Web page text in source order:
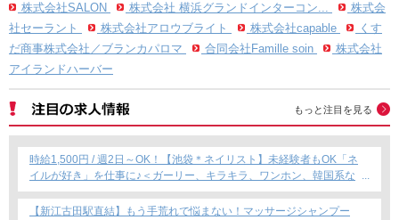
株式会社SALON 株式会社 横浜グランドインターコン...
株式会
社セーラント
株式会社アロウブライト 株式会社capable
くす
だ商事株式会社／ブランカパロマ
合同会社Famille soin
株式会社
アイランドハーバー
もっと注目を見る
時給1,500円 / 週2日～OK！【池袋＊ネイリスト】未経験者もOK「ネ
イルが好き」を仕事に♪＜ガーリー、キラキラ、ワンホン、韓国系な
ど幅広く提案できます！＞
【新江古田駅直結】もう手荒れで悩まない！マッサージシャンプー